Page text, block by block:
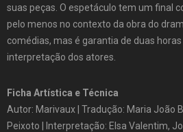
suas peças. O espetáculo tem um final
pelo menos no contexto da obra do
comédias, mas é garantia de duas
interpretação dos atores.
Ficha Artística e Técnica
Autor: Marivaux | Tradução: Maria João
Peixoto | Interpretação: Elsa Valentim,